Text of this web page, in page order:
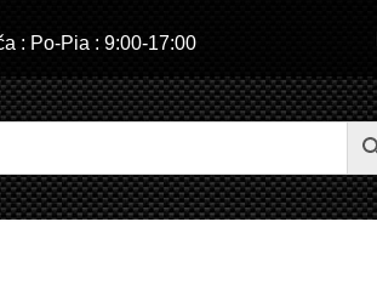
: Po-Pia : 9:00-17:00